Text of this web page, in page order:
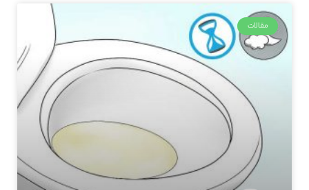
مقالات